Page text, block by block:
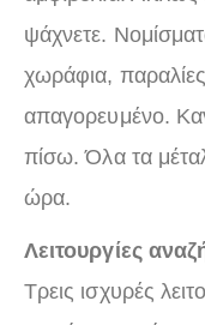
ψάχνετε.
χωράφια,
απαγορευμένο.
πίσω. Όλα τα
ώρα.
Λειτουργίες
Τρεις ισχυρές